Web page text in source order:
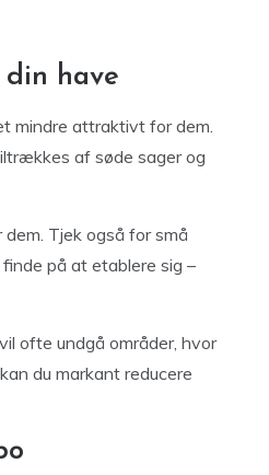
din have
mindre attraktivt for dem.
af søde sager og
Tjek også for små
på at etablere sig –
ofte undgå områder, hvor
du markant reducere